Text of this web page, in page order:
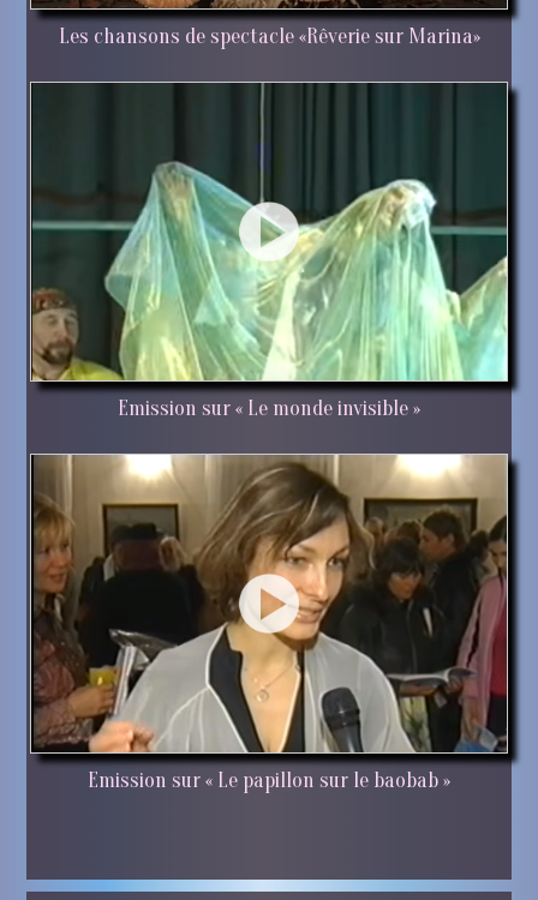
Les chansons de spectacle «Rêverie sur Marina»
Emission sur « Le monde invisible »
Emission sur « Le papillon sur le baobab »